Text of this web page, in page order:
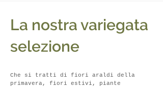
La nostra variegata
selezione
Che si tratti di fiori araldi della
primavera, fiori estivi, piante